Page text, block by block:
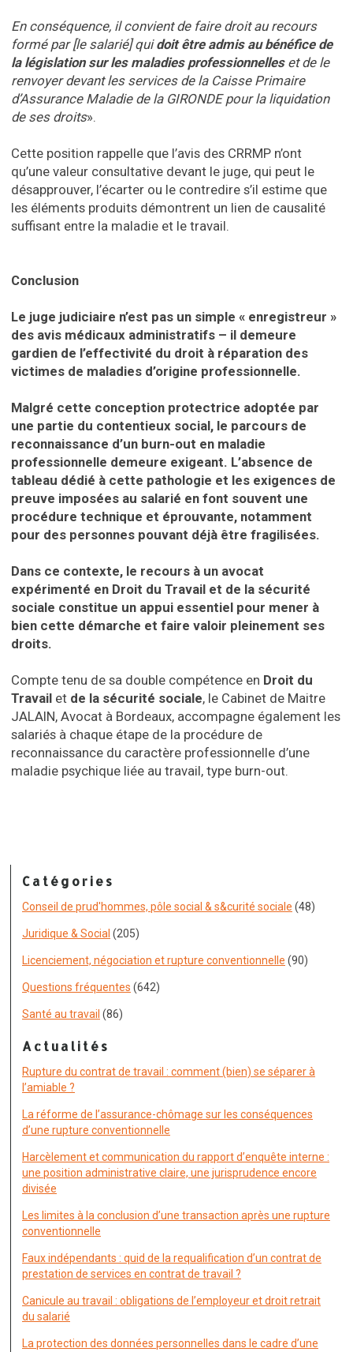
En conséquence, il convient de faire droit au recours
formé par [le salarié] quidoitêtre admis au bénéfice de
la législation sur les maladies professionnelleset de le
renvoyer devant les services de la Caisse Primaire
d’Assurance Maladie de la GIRONDE pour la liquidation
de ses droits».
Cette position rappelle que l’avis des CRRMP n’ont
qu’une valeur consultative devant le juge, qui peut le
désapprouver, l’écarter ou le contredire s’il estime que
les éléments produits démontrent un lien de causalité
suffisant entre la maladie et le travail.
Conclusion
Le juge judiciaire n’est pas un simple « enregistreur »
des avis médicaux administratifs – il demeure
gardien de l’effectivité du droit à réparation des
victimes de maladies d’origine professionnelle.
Malgré cette conception protectrice adoptée par
une partie du contentieux social, le parcours de
reconnaissance d’un burn-out en maladie
professionnelle demeure exigeant. L’absence de
tableau dédié à cette pathologie et les exigences de
preuve imposées au salarié en font souvent une
procédure technique et éprouvante, notamment
pour des personnes pouvant déjà être fragilisées.
Dans ce contexte, le recours à un avocat
expérimenté en Droit du Travail et de la sécurité
sociale constitue un appui essentiel pour mener à
bien cette démarche et faire valoir pleinement ses
droits.
Compte tenu de sa double compétence en Droit du
Travail et de la sécurité sociale, le Cabinet de Maitre
JALAIN, Avocat à Bordeaux, accompagne également les
salariés à chaque étape de la procédure de
reconnaissance du caractère professionnelle d’une
maladie psychique liée au travail, type burn-out.
Catégories
Conseil de prud'hommes, pôle social & s&curité sociale (48)
Juridique & Social (205)
Licenciement, négociation et rupture conventionnelle (90)
Questions fréquentes (642)
Santé au travail (86)
Actualités
Rupture du contrat de travail : comment (bien) se séparer à
l’amiable ?
La réforme de l’assurance-chômage sur les conséquences
d’une rupture conventionnelle
Harcèlement et communication du rapport d’enquête interne :
une position administrative claire, une jurisprudence encore
divisée
Les limites à la conclusion d’une transaction après une rupture
conventionnelle
Faux indépendants : quid de la requalification d’un contrat de
prestation de services en contrat de travail ?
Canicule au travail : obligations de l’employeur et droit retrait
du salarié
La protection des données personnelles dans le cadre d’une